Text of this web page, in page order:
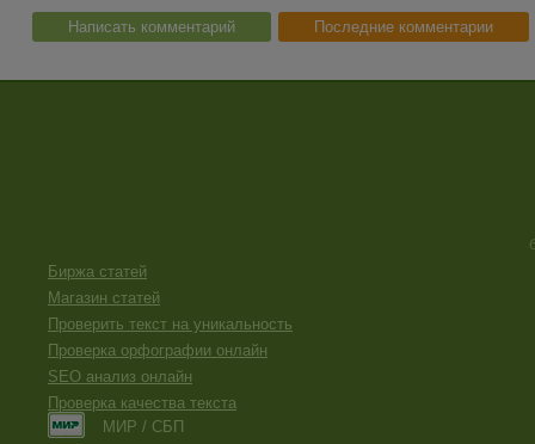
Написать комментарий Последние комментарии
Биржа статей
Магазин статей
Проверить текст на уникальность
Проверка орфографии онлайн
SEO анализ онлайн
Проверка качества текста
МИР / СБП